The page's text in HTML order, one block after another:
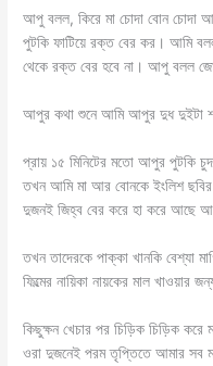
আপু বলল, কিরে মা চোদা বোন চোদা
পুটকি ফাটিয়ে রক্ত বের কর। আমি
থেকে রক্ত বের হবে না। আপু বলল
আপুর কথা শুনে আমি আপুর দুধ দুইটা
প্রায় ১৫ মিনিটের মতো আপুর পুটকি
তখন আমি মা আর বোনকে ইংলিশ ছবির
দুজনই জিহ্ব বের করে হা করে আছে
তখন তাদেরকে পাক্কা খানকি বেশ্যা
ফিল্মের নায়িকা নায়কের মাল খাওয়ার
কিছুক্ষন খেচার পর চিড়িক চিড়িক
ওরা দুজনেই পরম তৃপ্তিতে আমার সব